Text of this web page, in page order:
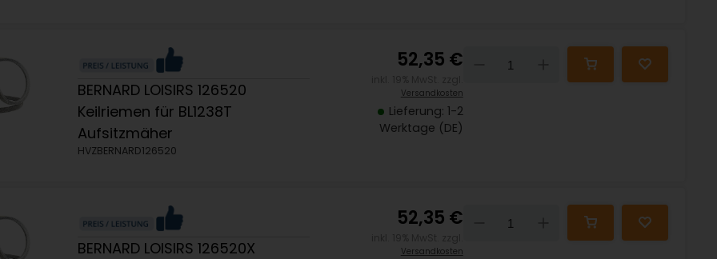
BERNARD LOISIRS 126520
Keilriemen für BL1238T
Aufsitzmäher
HVZBERNARD126520
52,35 €
Versandkosten
Lieferung: 1-2
Werktage (DE)
Down
BERNARD LOISIRS 126520X
52,35 €
Versandkosten
Down